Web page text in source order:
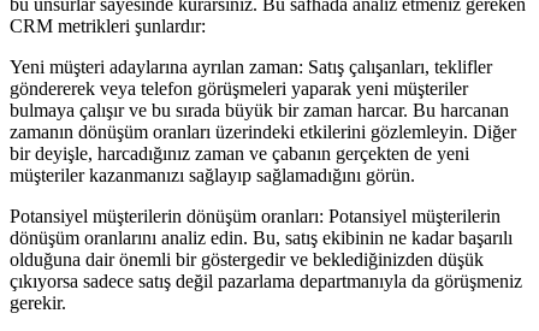
CRM metrikleri şunlardır:
Yeni müşteri adaylarına ayrılan zaman: Satış çalışanları, teklifler
göndererek veya telefon görüşmeleri yaparak yeni müşteriler
bulmaya çalışır ve bu sırada büyük bir zaman harcar. Bu harcanan
zamanın dönüşüm oranları üzerindeki etkilerini gözlemleyin. Diğer
bir deyişle, harcadığınız zaman ve çabanın gerçekten de yeni
müşteriler kazanmanızı sağlayıp sağlamadığını görün.
Potansiyel müşterilerin dönüşüm oranları: Potansiyel müşterilerin
dönüşüm oranlarını analiz edin. Bu, satış ekibinin ne kadar başarılı
olduğuna dair önemli bir göstergedir ve beklediğinizden düşük
çıkıyorsa sadece satış değil pazarlama departmanıyla da görüşmeniz
gerekir.